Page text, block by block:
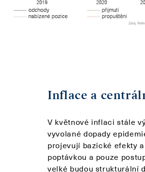
Inflace a
V květnové inflaci stále
vyvolané dopady
projevují bazické efekty
poptávkou a pouze
velké budou strukturální